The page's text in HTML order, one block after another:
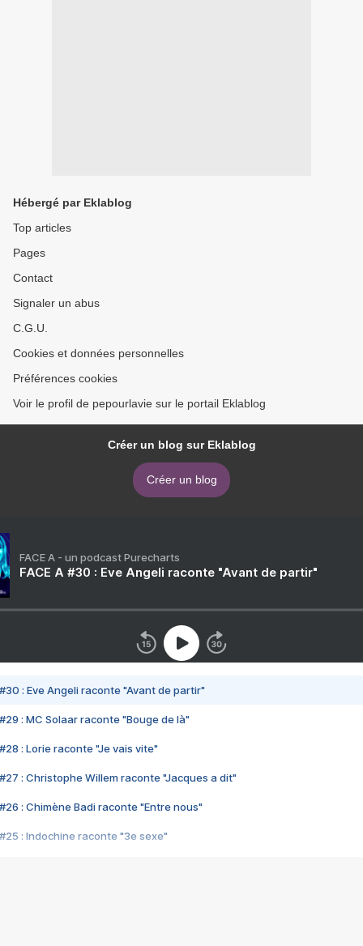
Hébergé par Eklablog
Top articles
Pages
Contact
Signaler un abus
C.G.U.
Cookies et données personnelles
Préférences cookies
Voir le profil de pepourlavie sur le portail Eklablog
Créer un blog sur Eklablog
Créer un blog
FACE A - un podcast Purecharts
FACE A #30 : Eve Angeli raconte "Avant de partir"
#30 : Eve Angeli raconte "Avant de partir"
#29 : MC Solaar raconte "Bouge de là"
#28 : Lorie raconte "Je vais vite"
#27 : Christophe Willem raconte "Jacques a dit"
#26 : Chimène Badi raconte "Entre nous"
#25 : Indochine raconte "3e sexe"